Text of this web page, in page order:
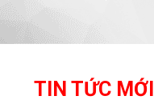
TIN TỨC MỚI